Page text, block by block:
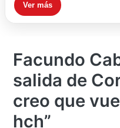
Ver más
Facundo
salida de
creo que
hch”